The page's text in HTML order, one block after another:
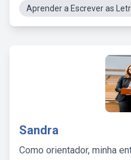
Aprender a Escrever as
Sandra
Como orientador, minha